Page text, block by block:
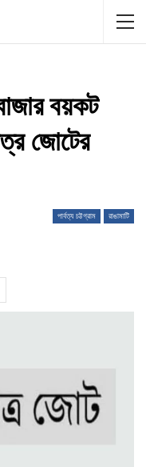
বয়কট
জোটের
পার্বত্য চট্টগ্রাম রাঙামাটি